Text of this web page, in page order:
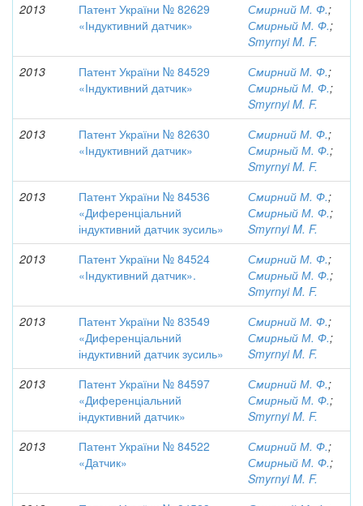
2013
Патент України № 82629
«Індуктивний датчик»
Смирний М. Ф.;
Смирный М. Ф.;
Smyrnyi M. F.
2013
Патент України № 84529
«Індуктивний датчик»
Смирний М. Ф.;
Смирный М. Ф.;
Smyrnyi M. F.
2013
Патент України № 82630
«Індуктивний датчик»
Смирний М. Ф.;
Смирный М. Ф.;
Smyrnyi M. F.
2013
Патент України № 84536
«Диференціальний
індуктивний датчик зусиль»
Смирний М. Ф.;
Смирный М. Ф.;
Smyrnyi M. F.
2013
Патент України № 84524
«Індуктивний датчик».
Смирний М. Ф.;
Смирный М. Ф.;
Smyrnyi M. F.
2013
Патент України № 83549
«Диференціальний
індуктивний датчик зусиль»
Смирний М. Ф.;
Смирный М. Ф.;
Smyrnyi M. F.
2013
Патент України № 84597
«Диференціальний
індуктивний датчик»
Смирний М. Ф.;
Смирный М. Ф.;
Smyrnyi M. F.
2013
Патент України № 84522
«Датчик»
Смирний М. Ф.;
Смирный М. Ф.;
Smyrnyi M. F.